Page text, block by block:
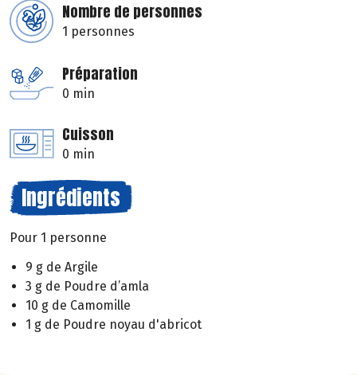
Nombre de personnes
1 personnes
Préparation
0 min
Cuisson
0 min
Ingrédients
Pour 1 personne
9 g de Argile
3 g de Poudre d’amla
10 g de Camomille
1 g de Poudre noyau d'abricot